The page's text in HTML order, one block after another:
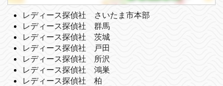
レディース探偵社 さいたま市本部
レディース探偵社 群馬
レディース探偵社 茨城
レディース探偵社 戸田
レディース探偵社 所沢
レディース探偵社 鴻巣
レディース探偵社 柏